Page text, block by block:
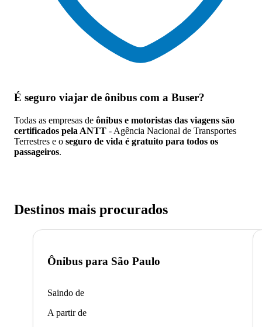
É seguro viajar de ônibus com a Buser?
Todas as empresas de ônibus e motoristas das viagens são
certificados pela ANTT - Agência Nacional de Transportes
Terrestres e o seguro de vida é gratuito para todos os
passageiros.
Destinos mais procurados
Ônibus para São Paulo
Saindo de
A partir de